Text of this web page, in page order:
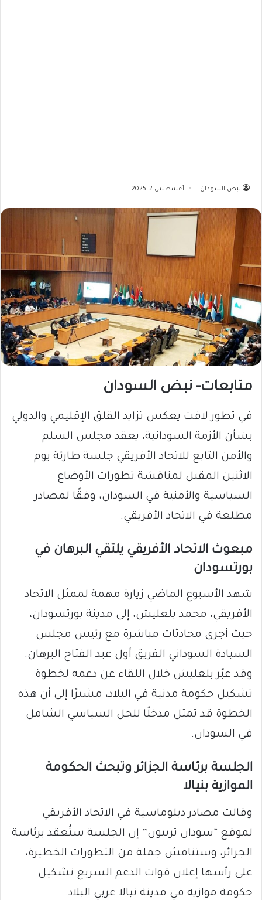
نبض السودان أغسطس 2, 2025
متابعات- نبض السودان
في تطور لافت يعكس تزايد القلق الإقليمي والدولي
بشأن الأزمة السودانية، يعقد مجلس السلم
والأمن التابع للاتحاد الأفريقي جلسة طارئة يوم
الاثنين المقبل لمناقشة تطورات الأوضاع
السياسية والأمنية في السودان، وفقًا لمصادر
مطلعة في الاتحاد الأفريقي.
مبعوث الاتحاد الأفريقي يلتقي البرهان في
بورتسودان
شهد الأسبوع الماضي زيارة مهمة لممثل الاتحاد
الأفريقي، محمد بلعليش، إلى مدينة بورتسودان،
حيث أجرى محادثات مباشرة مع رئيس مجلس
السيادة السوداني الفريق أول عبد الفتاح البرهان.
وقد عبّر بلعليش خلال اللقاء عن دعمه لخطوة
تشكيل حكومة مدنية في البلاد، مشيرًا إلى أن هذه
الخطوة قد تمثل مدخلًا للحل السياسي الشامل
في السودان.
الجلسة برئاسة الجزائر وتبحث الحكومة
الموازية بنيالا
وقالت مصادر دبلوماسية في الاتحاد الأفريقي
لموقع “سودان تربيون” إن الجلسة ستُعقد برئاسة
الجزائر، وستناقش جملة من التطورات الخطيرة،
على رأسها إعلان قوات الدعم السريع تشكيل
حكومة موازية في مدينة نيالا غربي البلاد.